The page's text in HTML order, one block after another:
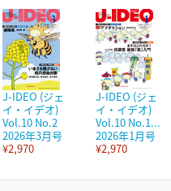
J-IDEO (ジェ
イ・イデオ)
Vol.10 No.2
2026年3月号
¥2,970
J-IDEO (ジェ
イ・イデオ)
Vol.10 No.1...
2026年1月号
¥2,970